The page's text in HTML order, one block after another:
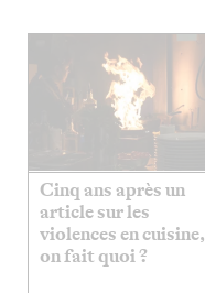
Cinq ans après un
article sur les
violences en cuisine,
on fait quoi ?